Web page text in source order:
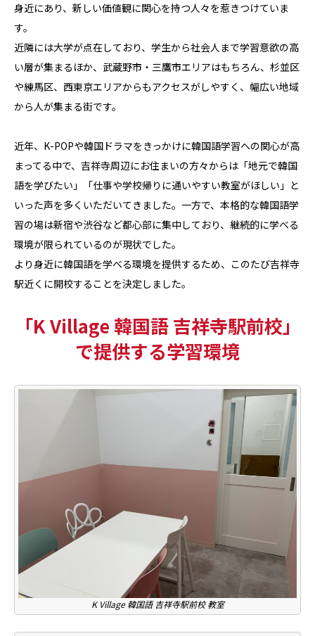
身近にあり、新しい価値観に関心を持つ人々を惹きつけていま
す。
近隣には大学が点在しており、学生から社会人まで学習意欲の高
い層が集まるほか、武蔵野市・三鷹市エリアはもちろん、杉並区
や練馬区、西東京エリアからもアクセスがしやすく、幅広い地域
から人が集まる街です。
近年、K-POPや韓国ドラマをきっかけに韓国語学習への関心が高
まってる中で、吉祥寺周辺にお住まいの方々からは「地元で韓国
語を学びたい」「仕事や学校帰りに通いやすい教室がほしい」と
いった声を多くいただいてきました。一方で、本格的な韓国語学
習の場は新宿や渋谷など都心部に集中しており、継続的に学べる
環境が限られているのが現状でした。
より身近に韓国語を学べる環境を提供するため、このたび吉祥寺
駅近くに開校することを決定しました。
「K Village 韓国語 吉祥寺駅前校」
で提供する学習環境
K Village 韓国語 吉祥寺駅前校 教室